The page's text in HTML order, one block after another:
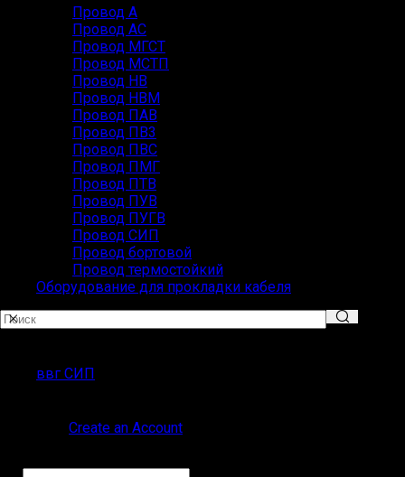
Провод А
Провод АС
Провод МГСТ
Провод МСТП
Провод НВ
Провод НВМ
Провод ПАВ
Провод ПВ3
Провод ПВС
Провод ПМГ
Провод ПТВ
Провод ПУВ
Провод ПУГВ
Провод СИП
Провод бортовой
Провод термостойкий
Оборудование для прокладки кабеля
ввг СИП
Create an Account